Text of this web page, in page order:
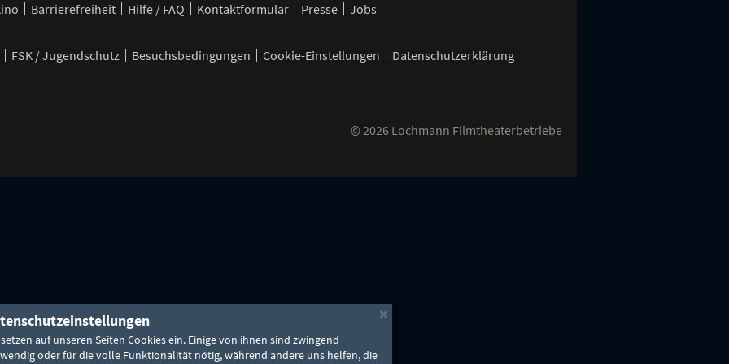
Barrierefreiheit Hilfe / FAQ Kontaktformular Presse Jobs
FSK / Jugendschutz Besuchsbedingungen Cookie-Einstellungen Datenschutzerklärung
© 2026 Lochmann Filmtheaterbetriebe
×
auf unseren Seiten Cookies ein. Einige von ihnen sind zwingend
oder für die volle Funktionalität nötig, während andere uns helfen, die